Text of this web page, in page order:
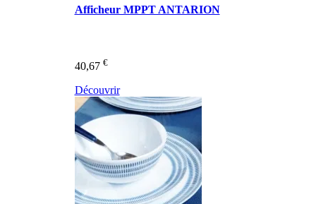
Afficheur MPPT ANTARION
40,67 €
Découvrir